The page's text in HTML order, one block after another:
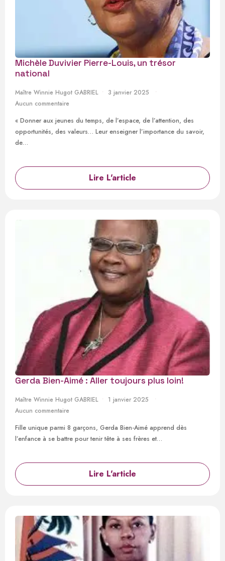
Michèle Duvivier Pierre-Louis, un trésor
national
Maître Winnie Hugot GABRIEL
3 janvier 2025
Aucun commentaire
« Donner aux jeunes du temps, de l’espace, de l’attention, des
opportunités, des valeurs… Leur enseigner l’importance du savoir,
de…
Lire L'article
Gerda Bien-Aimé : Aller toujours plus loin!
Maître Winnie Hugot GABRIEL
1 janvier 2025
Aucun commentaire
Fille unique parmi 8 garçons, Gerda Bien-Aimé apprend dès
l’enfance à se battre pour tenir tête à ses frères et…
Lire L'article